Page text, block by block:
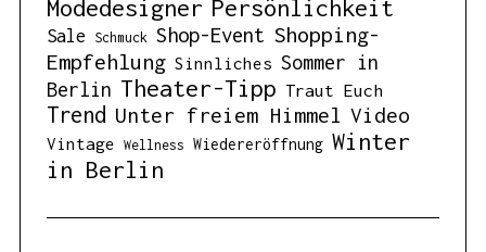
Modedesigner Persönlichkeit
Sale Schmuck Shop-Event Shopping-
Empfehlung Sinnliches Sommer in
Berlin Theater-Tipp Traut Euch
Trend Unter freiem Himmel Video
Vintage Wellness Wiedereröffnung Winter
in Berlin